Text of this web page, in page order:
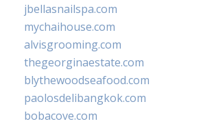
jbellasnailspa.com
mychaihouse.com
alvisgrooming.com
thegeorginaestate.com
blythewoodseafood.com
paolosdelibangkok.com
bobacove.com